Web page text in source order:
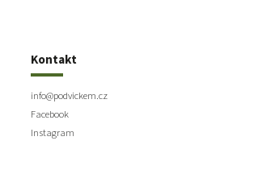
Kontakt
info@podvickem.cz
Facebook
Instagram